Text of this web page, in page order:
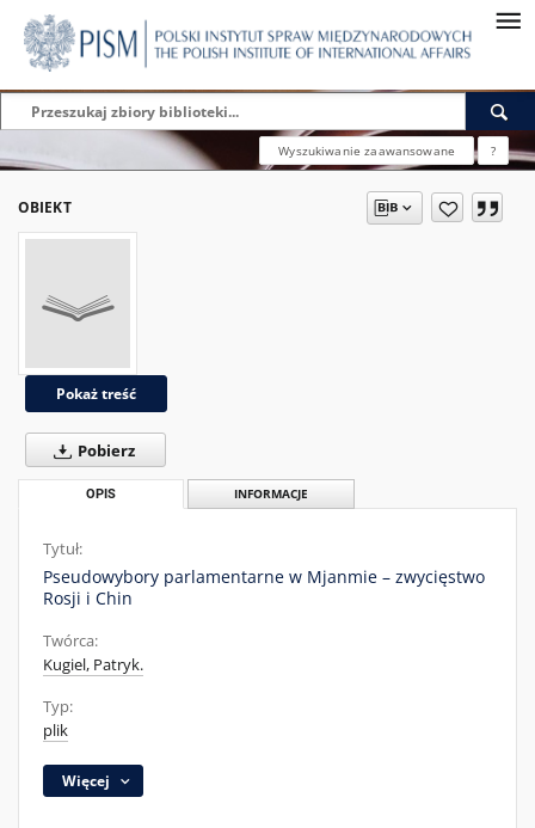
Wyszukiwanie zaawansowane ?
OBIEKT
Pokaż treść
Pobierz
OPIS INFORMACJE
Tytuł:
Pseudowybory parlamentarne w Mjanmie – zwycięstwo
Rosji i Chin
Twórca:
Kugiel, Patryk.
Typ:
plik
Więcej